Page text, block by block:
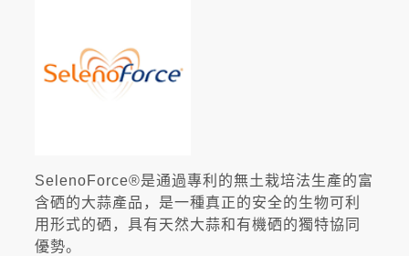
SelenoForce®是通過專利的無土栽培法生產的富
含硒的大蒜產品，是一種真正的安全的生物可利
用形式的硒，具有天然大蒜和有機硒的獨特協同
優勢。